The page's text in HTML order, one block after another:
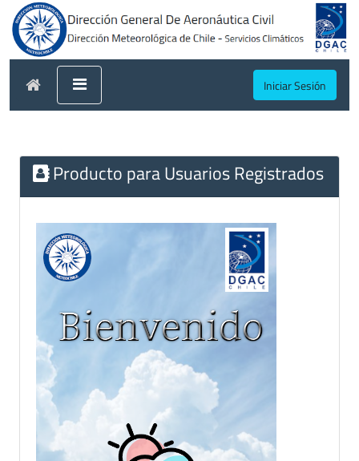
Iniciar Sesión
Producto para Usuarios Registrados